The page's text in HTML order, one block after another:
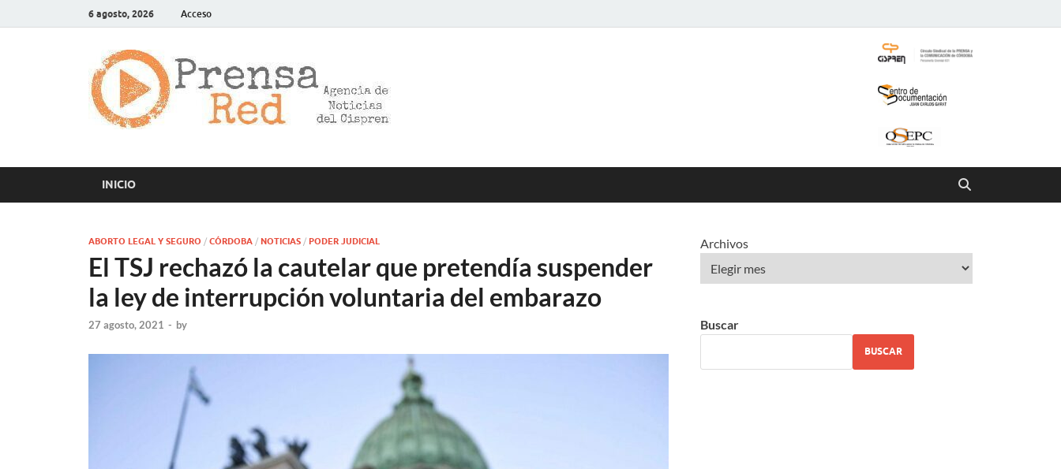
6 agosto, 2026 Acceso
INICIO
ABORTO LEGAL Y SEGURO / CÓRDOBA / NOTICIAS / PODER JUDICIAL
El TSJ rechazó la cautelar que pretendía suspender
la ley de interrupción voluntaria del embarazo
27 agosto, 2021 - by
Archivos
Buscar
BUSCAR